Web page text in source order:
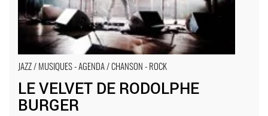
JAZZ / MUSIQUES - AGENDA / CHANSON - ROCK
LE VELVET DE RODOLPHE
BURGER